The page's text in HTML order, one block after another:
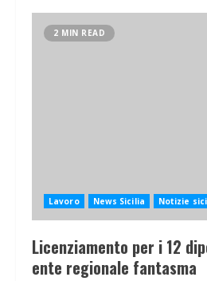
2 MIN READ
Lavoro News Sicilia Notizie
Licenziamento per i 12
ente regionale fantasma